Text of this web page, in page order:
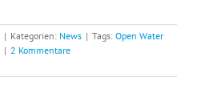
| Kategorien: News | Tags: Open Water
| 2 Kommentare